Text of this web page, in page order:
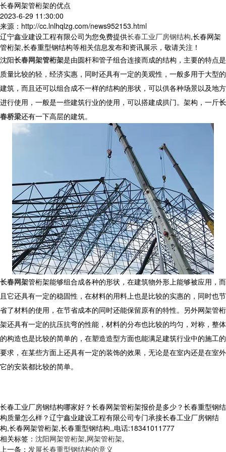
长春网架管桁架的优点
2023-6-29 11:30:00
来源：http://cc.lnlhqlzg.com/news952153.html
辽宁鑫业建设工程有限公司为您免费提供长春工业厂房钢结构,长春网架
管桁架,长春重型钢结构等相关信息发布和资讯展示，敬请关注！
沈阳长春网架管桁架是由圆杆和管子组合连接而成的结构，主要的特点是
质量比较的轻，经济实惠，同时还具有一定的美观性，一般多用于大型的
建筑，而且还可以组合成不一样的结构的形状，可以供各种场景以及地方
进行使用，一般是一些建筑行业的使用，可以搭建成拱门。架构，一斤长
春桥梁还有一下高层的建筑。
长春网架管桁架能够组合成各种的形状，在建筑物外形上能够被应用，而
且它还具有一定的稳固性，在材料的用料上也是比较的实惠的，同时也节
省了材料的使用，在节省成本的同时还能保留原有的特性。另外网架管桁
架还具有一定的抗压抗弯的性能，材料的分布也比较的均匀，对称，整体
的构造也是比较的简单的，在塑造造型方面也能满足建筑行业中的施工的
要求，在某些方面上还具有一定的装饰的效果，无论是在室内还是在室外
它的安装都比较的简单。
长春工业厂房钢结构哪家好？长春网架管桁架报价是多少？长春重型钢结
构质量怎么样？辽宁鑫业建设工程有限公司专门承接长春工业厂房钢结
构,长春网架管桁架,长春重型钢结构,,电话:18341011777
相关标签： 沈阳网架管桁架,网架管桁架,
上一条： 发展长春重型钢结构的意义